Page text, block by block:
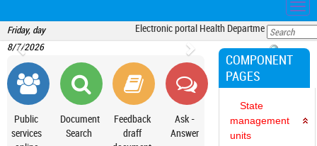
Friday, day
8/7/2026
Electronic portal Health Department Dak Lak
Public
services
Document
Search
Feedback
draff
Ask -
Answer
COMPONENT
PAGES
State
management
units